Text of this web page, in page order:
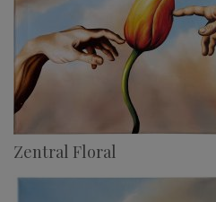
Zentral Floral